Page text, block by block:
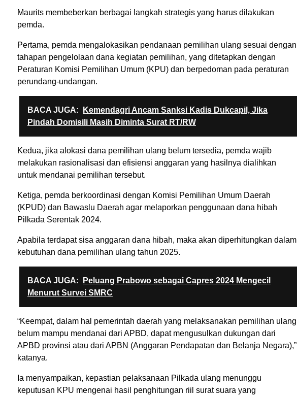
Maurits membeberkan berbagai langkah strategis yang harus dilakukan
pemda.
Pertama, pemda mengalokasikan pendanaan pemilihan ulang sesuai dengan
tahapan pengelolaan dana kegiatan pemilihan, yang ditetapkan dengan
Peraturan Komisi Pemilihan Umum (KPU) dan berpedoman pada peraturan
perundang-undangan.
BACA JUGA:
Kemendagri Ancam Sanksi Kadis Dukcapil, Jika
Pindah Domisili Masih Diminta Surat RT/RW
Kedua, jika alokasi dana pemilihan ulang belum tersedia, pemda wajib
melakukan rasionalisasi dan efisiensi anggaran yang hasilnya dialihkan
untuk mendanai pemilihan tersebut.
Ketiga, pemda berkoordinasi dengan Komisi Pemilihan Umum Daerah
(KPUD) dan Bawaslu Daerah agar melaporkan penggunaan dana hibah
Pilkada Serentak 2024.
Apabila terdapat sisa anggaran dana hibah, maka akan diperhitungkan dalam
kebutuhan dana pemilihan ulang tahun 2025.
BACA JUGA:
Peluang Prabowo sebagai Capres 2024 Mengecil
Menurut Survei SMRC
“Keempat, dalam hal pemerintah daerah yang melaksanakan pemilihan ulang
belum mampu mendanai dari APBD, dapat mengusulkan dukungan dari
APBD provinsi atau dari APBN (Anggaran Pendapatan dan Belanja Negara),”
katanya.
Ia menyampaikan, kepastian pelaksanaan Pilkada ulang menunggu
keputusan KPU mengenai hasil penghitungan riil surat suara yang